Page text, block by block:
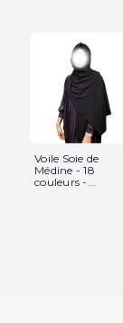
Voile Soie de
Médine - 18
couleurs -...